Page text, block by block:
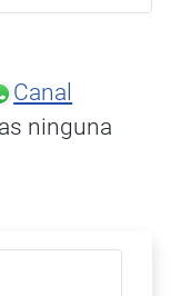
Canal
ninguna